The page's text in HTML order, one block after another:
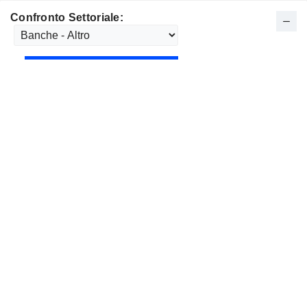
Confronto Settoriale: